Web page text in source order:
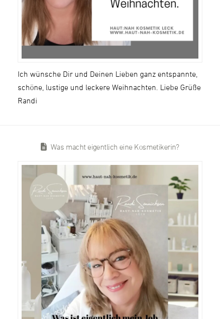
Ich wünsche Dir und Deinen Lieben ganz entspannte,
schöne, lustige und leckere Weihnachten. Liebe Grüße
Randi
Was macht eigentlich eine Kosmetikerin?